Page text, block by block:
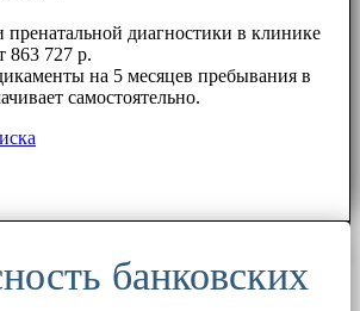
пренатальной диагностики в клинике
863 727 р.
на 5 месяцев пребывания в
самостоятельно.
банковских